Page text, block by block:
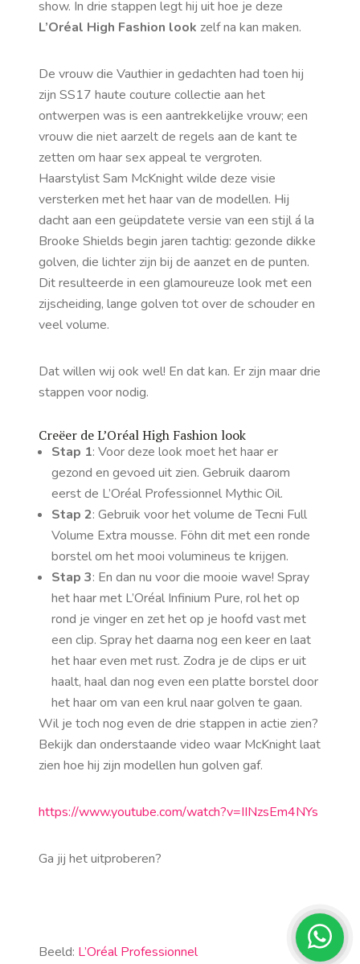
show. In drie stappen legt hij uit hoe je deze
L’Oréal High Fashion look zelf na kan maken.
De vrouw die Vauthier in gedachten had toen hij
zijn SS17 haute couture collectie aan het
ontwerpen was is een aantrekkelijke vrouw; een
vrouw die niet aarzelt de regels aan de kant te
zetten om haar sex appeal te vergroten.
Haarstylist Sam McKnight wilde deze visie
versterken met het haar van de modellen. Hij
dacht aan een geüpdatete versie van een stijl á la
Brooke Shields begin jaren tachtig: gezonde dikke
golven, die lichter zijn bij de aanzet en de punten.
Dit resulteerde in een glamoureuze look met een
zijscheiding, lange golven tot over de schouder en
veel volume.
Dat willen wij ook wel! En dat kan. Er zijn maar drie
stappen voor nodig.
Creëer de L’Oréal High Fashion look
Stap 1: Voor deze look moet het haar er
gezond en gevoed uit zien. Gebruik daarom
eerst de L’Oréal Professionnel Mythic Oil.
Stap 2: Gebruik voor het volume de Tecni Full
Volume Extra mousse. Föhn dit met een ronde
borstel om het mooi volumineus te krijgen.
Stap 3: En dan nu voor die mooie wave! Spray
het haar met L’Oréal Infinium Pure, rol het op
rond je vinger en zet het op je hoofd vast met
een clip. Spray het daarna nog een keer en laat
het haar even met rust. Zodra je de clips er uit
haalt, haal dan nog even een platte borstel door
het haar om van een krul naar golven te gaan.
Wil je toch nog even de drie stappen in actie zien?
Bekijk dan onderstaande video waar McKnight laat
zien hoe hij zijn modellen hun golven gaf.
https://www.youtube.com/watch?v=IINzsEm4NYs
Ga jij het uitproberen?
Beeld: L’Oréal Professionnel